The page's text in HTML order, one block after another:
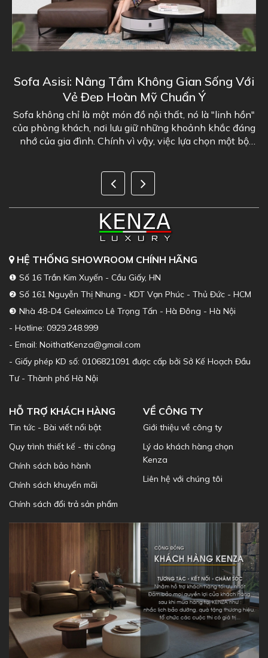
Asisi: Nâng Tầm Không Gian Sống Với
Vẻ Đẹp Hoàn Mỹ Chuẩn Ý
không chỉ là một món đồ nội thất, nó là "linh hồn"
phòng khách, nơi lưu giữ những khoảnh khắc đáng
của gia đình. Chính vì vậy, việc lựa chọn một bộ
hoàn
HỆ THỐNG SHOWROOM CHÍNH HÃNG
❶ Số 16 Trần Kim Xuyến - Cầu Giấy, HN
❷ Số 161 Nguyễn Thị Nhung - KDT Vạn Phúc - Thủ Đức - HCM
❸ Nhà 48-D4 Geleximco Lê Trọng Tấn - Hà Đông - Hà Nội
- Hotline: 0929.248.999
- Email: NoithatKenza@gmail.com
- Giấy phép KD số: 0106821091 được cấp bởi Sở Kế Hoạch Đầu
Tư - Thành phố Hà Nội
HỖ TRỢ KHÁCH HÀNG
Tin tức - Bài viết nổi bật
Quy trình thiết kế - thi công
Chính sách bảo hành
Chính sách khuyến mãi
Chính sách đổi trả sản phẩm
VỀ CÔNG TY
Giới thiệu về công ty
Lý do khách hàng chọn
Kenza
Liên hệ với chúng tôi